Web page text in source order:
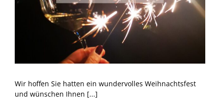
Wir hoffen Sie hatten ein wundervolles Weihnachtsfest
und wünschen Ihnen [...]